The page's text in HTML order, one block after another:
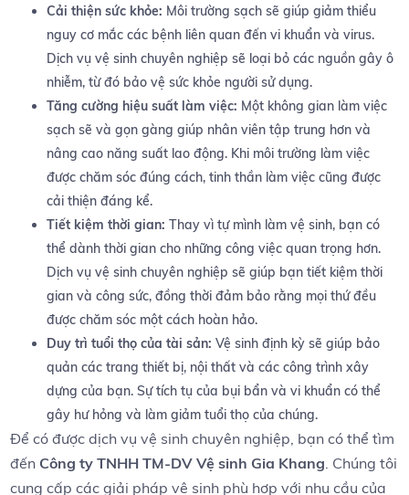
Cải thiện sức khỏe: ‌Môi trường sạch sẽ giúp ​giảm thiểu
nguy cơ mắc ‌các ⁤bệnh‍ liên quan đến vi khuẩn và virus.
Dịch vụ vệ sinh chuyên ‌nghiệp sẽ loại bỏ các nguồn gây ô⁤
nhiễm, từ đó bảo vệ sức khỏe người sử dụng.
Tăng ⁣cường hiệu suất làm việc: Một ⁤không gian làm việc
sạch sẽ và gọn ⁤gàng giúp nhân viên tập trung hơn và
nâng⁣ cao năng suất ‍lao động. Khi môi trường làm việc
được chăm sóc đúng cách,⁣ tinh thần làm việc cũng được ​
cải ⁢thiện⁢ đáng kể.
Tiết kiệm thời gian: ​Thay‍ vì tự mình làm vệ sinh, bạn có
thể dành thời gian cho những công việc quan trọng hơn.
Dịch vụ vệ sinh chuyên nghiệp⁢ sẽ giúp ⁣bạn tiết kiệm ⁢thời
gian và công sức, đồng​ thời ‍đảm bảo rằng mọi thứ‌ đều
được chăm ⁤sóc một cách hoàn ‍hảo.
Duy trì tuổi thọ của‌ tài⁢ sản: Vệ sinh⁣ định kỳ ‍sẽ giúp bảo
quản các trang thiết bị, nội ‌thất và các‍ công trình​ xây
dựng của‌ bạn. Sự ⁣tích tụ của bụi bẩn và vi khuẩn có thể
‌gây hư hỏng và làm giảm tuổi thọ của chúng.
Để có⁢ được dịch ‌vụ vệ sinh chuyên nghiệp, bạn⁢ có thể ⁣tìm
đến Công ty ⁢TNHH TM-DV Vệ sinh Gia Khang. Chúng tôi
cung cấp các giải pháp vệ sinh phù hợp với nhu cầu của